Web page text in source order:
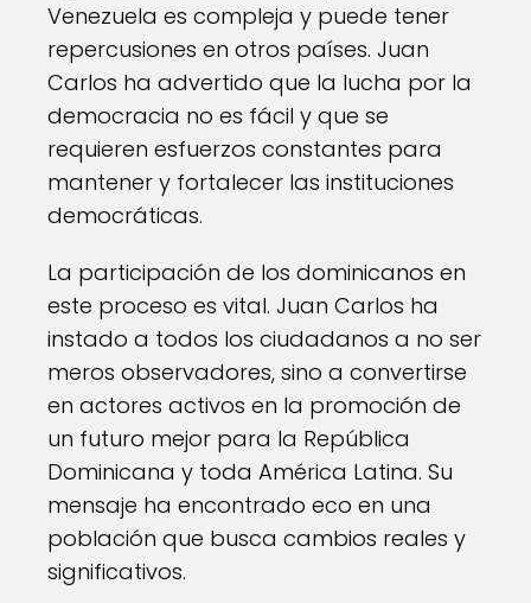
Venezuela es compleja y puede tener
repercusiones en otros países. Juan
Carlos ha advertido que la lucha por la
democracia no es fácil y que se
requieren esfuerzos constantes para
mantener y fortalecer las instituciones
democráticas.
La participación de los dominicanos en
este proceso es vital. Juan Carlos ha
instado a todos los ciudadanos a no ser
meros observadores, sino a convertirse
en actores activos en la promoción de
un futuro mejor para la República
Dominicana y toda América Latina. Su
mensaje ha encontrado eco en una
población que busca cambios reales y
significativos.